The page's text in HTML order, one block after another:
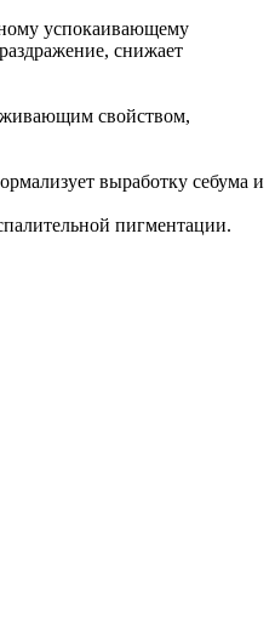
успокаивающему
снижает
свойством,
выработку себума и
пигментации.